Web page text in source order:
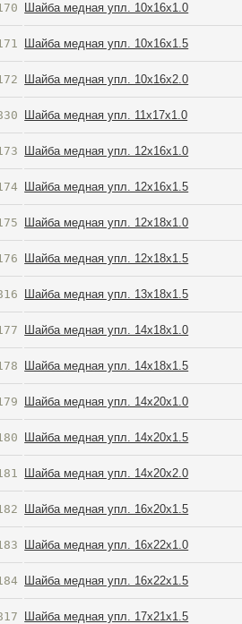
Шайба медная упл. 10х16х1.0
Шайба медная упл. 10х16х1.5
Шайба медная упл. 10х16х2.0
Шайба медная упл. 11х17х1.0
Шайба медная упл. 12х16х1.0
Шайба медная упл. 12х16х1.5
Шайба медная упл. 12х18х1.0
Шайба медная упл. 12х18х1.5
Шайба медная упл. 13х18х1.5
Шайба медная упл. 14х18х1.0
Шайба медная упл. 14х18х1.5
Шайба медная упл. 14х20х1.0
Шайба медная упл. 14х20х1.5
Шайба медная упл. 14х20х2.0
Шайба медная упл. 16х20х1.5
Шайба медная упл. 16х22х1.0
Шайба медная упл. 16х22х1.5
Шайба медная упл. 17х21х1.5